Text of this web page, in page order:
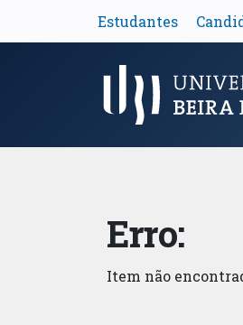
Estudantes
Menu
Erro:
Item não